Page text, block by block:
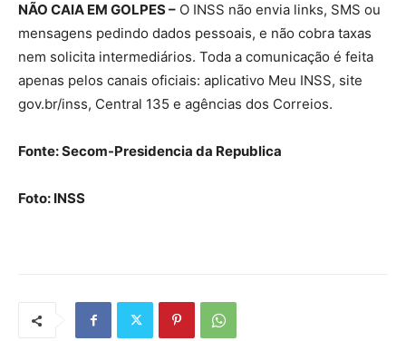
NÃO CAIA EM GOLPES – O INSS não envia links, SMS ou
mensagens pedindo dados pessoais, e não cobra taxas
nem solicita intermediários. Toda a comunicação é feita
apenas pelos canais oficiais: aplicativo Meu INSS, site
gov.br/inss, Central 135 e agências dos Correios.
Fonte: Secom-Presidencia da Republica
Foto: INSS